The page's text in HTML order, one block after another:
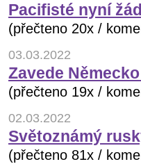
Pacifisté nyní
(přečteno 20x /
03.03.2022
Zavede
(přečteno 19x /
02.03.2022
Světoznámý
(přečteno 81x /